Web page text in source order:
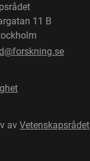
11 B
av Vetenskapsrådet